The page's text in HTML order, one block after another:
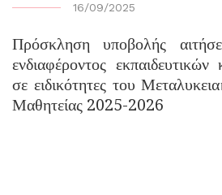
16/09/2025
Πρόσκληση υποβολής
ενδιαφέροντος
σε ειδικότητες του
Μαθητείας 2025-2026